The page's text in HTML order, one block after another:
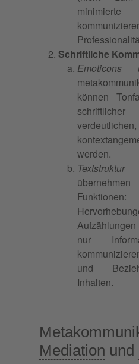
Schriftliche
Emoticons
können
werden.
übernehmen
nur
und
Inhalten.
Mediation und